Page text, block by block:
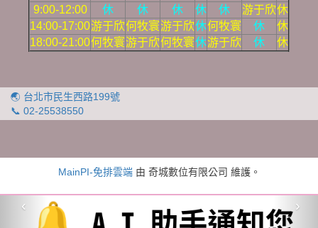
9:00-12:00
休 休 休 休 休 游于欣休
14:00-17:00游于欣何牧寰游于欣休何牧寰 休
休
18:00-21:00何牧寰游于欣何牧寰休游于欣 休 休
🌏 台北市民生西路199號
📞 02-25538550
‹ ›
MainPI-免排雲端由 奇城數位有限公司 維護。